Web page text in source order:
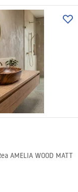
AMELIA WOOD MATT